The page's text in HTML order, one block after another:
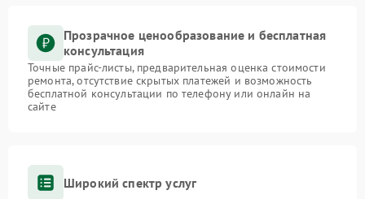
Прозрачное ценообразование и бесплатная
консультация
Точные прайс-листы, предварительная оценка стоимости
ремонта, отсутствие скрытых платежей и возможность
бесплатной консультации по телефону или онлайн на
сайте
Широкий спектр услуг